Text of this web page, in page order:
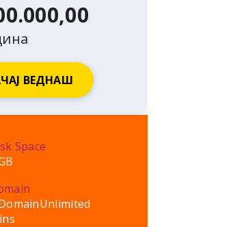
ВЕДНАШ
Space
Unlimited